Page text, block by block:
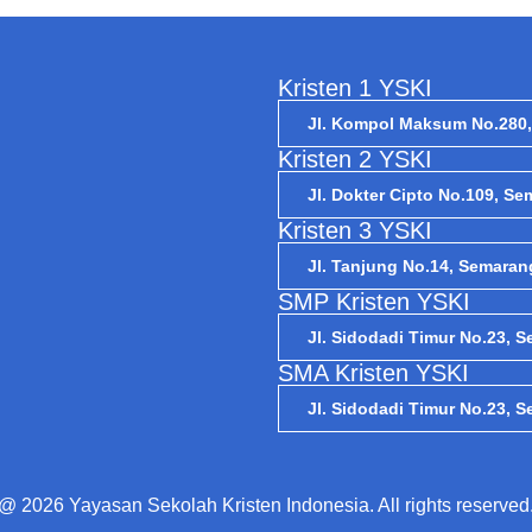
Kristen 1 YSKI
Jl. Kompol Maksum
Kristen 2 YSKI
Jl. Dokter Cipto No.109,
Kristen 3 YSKI
Jl. Tanjung No.14,
SMP Kristen YSKI
Jl. Sidodadi Timur No.23,
SMA Kristen YSKI
Jl. Sidodadi Timur No.23,
2026 Yayasan Sekolah Kristen Indonesia. All rights